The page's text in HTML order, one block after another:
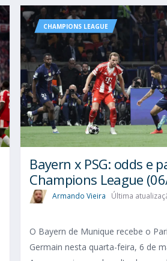
CHAMPIONS LEAGUE
Bayern x PSG: odds e
Champions League
Armando Vieira Última
O Bayern de Munique recebe o
Germain nesta quarta-feira, 6 de